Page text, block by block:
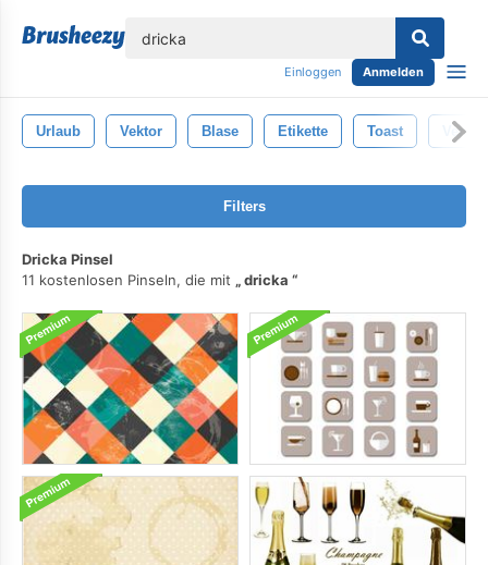
Einloggen Anmelden
Urlaub Vektor Blase Etikette Toast
Filters
Dricka Pinsel
11 kostenlosen Pinseln, die mit
dricka